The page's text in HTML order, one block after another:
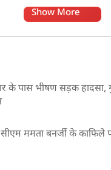
Show More
के पास भीषण सड़क हादसा,
सीएम ममता बनर्जी के